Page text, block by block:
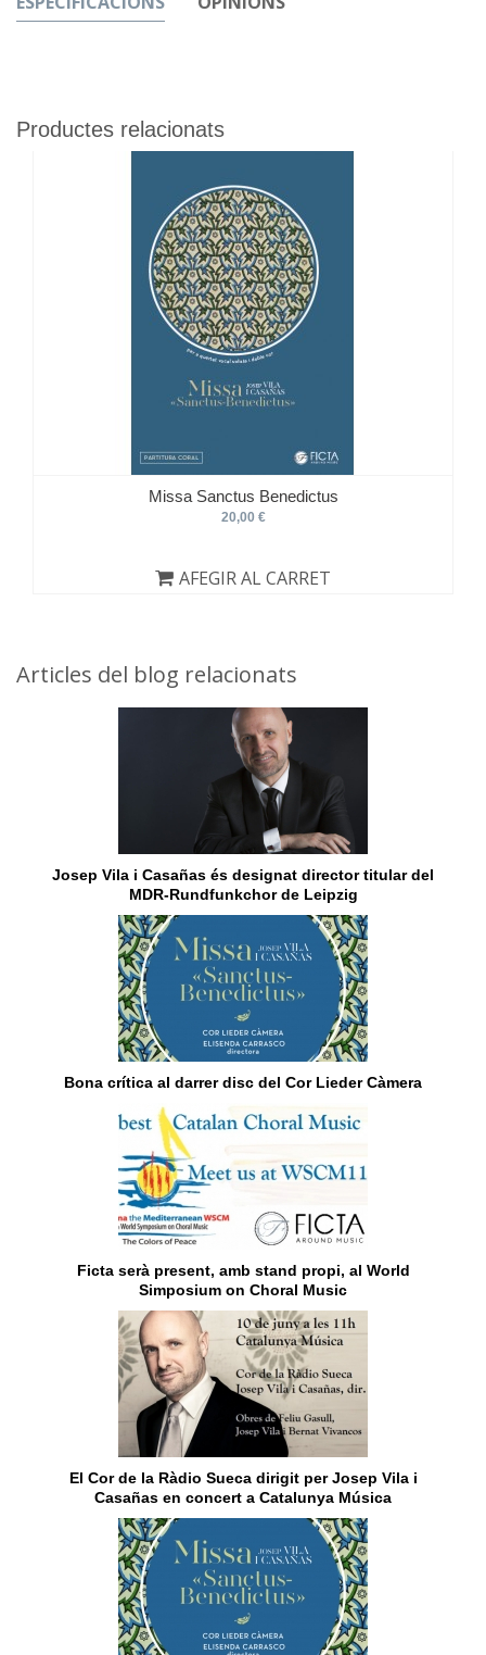
Productes relacionats
Missa Sanctus Benedictus
20,00 €
AFEGIR AL CARRET
Articles del blog relacionats
Josep Vila i Casañas és designat director titular del
MDR-Rundfunkchor de Leipzig
Bona crítica al darrer disc del Cor Lieder Càmera
Ficta serà present, amb stand propi, al World
Simposium on Choral Music
El Cor de la Ràdio Sueca dirigit per Josep Vila i
Casañas en concert a Catalunya Música